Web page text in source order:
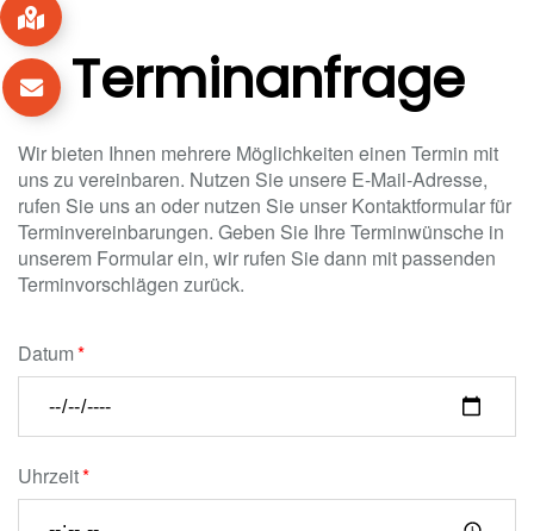
Terminanfrage
Wir bieten Ihnen mehrere Möglichkeiten einen Termin mit
uns zu vereinbaren. Nutzen Sie unsere E-Mail-Adresse,
rufen Sie uns an oder nutzen Sie unser Kontaktformular für
Terminvereinbarungen. Geben Sie Ihre Terminwünsche in
unserem Formular ein, wir rufen Sie dann mit passenden
Terminvorschlägen zurück.
Datum
Uhrzeit